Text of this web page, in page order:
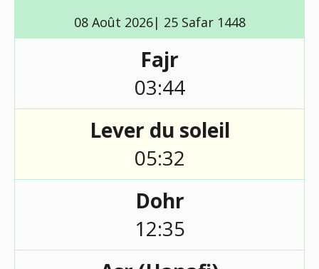
08 Août 2026| 25 Safar 1448
Fajr
03:44
Lever du soleil
05:32
Dohr
12:35